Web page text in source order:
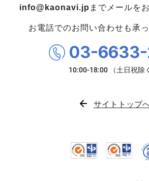
info@kaonavi.jp までメールを
お電話でのお問い合わせも承っ
03-6633-
サイトトップ